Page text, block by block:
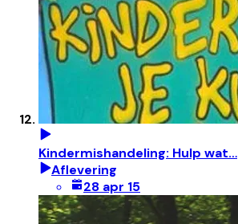
Kindermishandeling: Hulp wat…
Aflevering
28 apr 15